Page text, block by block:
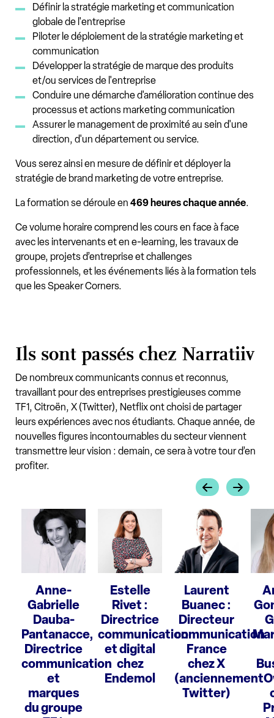
Définir la stratégie marketing et communication
globale de l'entreprise
Piloter le déploiement de la stratégie marketing et
communication
Développer la stratégie de marque des produits
et/ou services de l'entreprise
Conduire une démarche d'amélioration continue des
processus et actions marketing communication
Assurer le management de proximité au sein d'une
direction, d'un département ou service.
Vous serez ainsi en mesure de définir et déployer la
stratégie de brand marketing de votre entreprise.
La formation se déroule en 469 heures chaque année.
Ce volume horaire comprend les cours en face à face
avec les intervenants et en e-learning, les travaux de
groupe, projets d’entreprise et challenges
professionnels, et les événements liés à la formation tels
que les Speaker Corners.
Ils sont passés chez Narratiiv
De nombreux communicants connus et reconnus,
travaillant pour des entreprises prestigieuses comme
TF1, Citroën, X (Twitter), Netflix ont choisi de partager
leurs expériences avec nos étudiants. Chaque année, de
nouvelles figures incontournables du secteur viennent
transmettre leur vision : demain, ce sera à votre tour d’en
profiter.
Anne-
Gabrielle
Dauba-
Pantanacce,
Directrice
communication
et
marques
du groupe
Estelle
Rivet :
Directrice
communication
et digital
chez
Endemol
Laurent
Buanec :
Directeur
communication
France
chez X
(anciennement
Twitter)